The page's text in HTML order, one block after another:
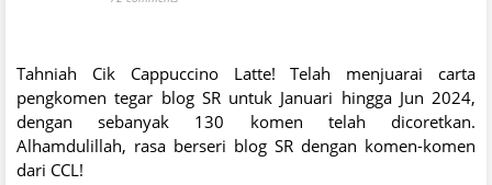
Tahniah Cik Cappuccino Latte! Telah menjuarai carta
pengkomen tegar blog SR untuk Januari hingga Jun 2024,
dengan sebanyak 130 komen telah dicoretkan.
Alhamdulillah, rasa berseri blog SR dengan komen-komen
dari CCL!